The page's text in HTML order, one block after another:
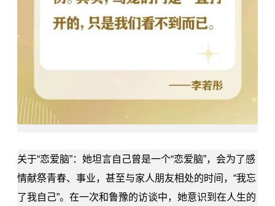
关于“恋爱脑”：她坦言自己曾是一个“恋爱脑”，会为了感
情献祭青春、事业，甚至与家人朋友相处的时间，“我忘
了我自己”。在一次和鲁豫的访谈中，她意识到在人生的